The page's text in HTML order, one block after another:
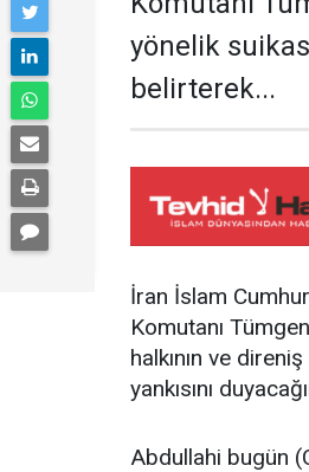
yönelik
belirterek...
İran İslam
Komutanı
halkının ve
yankısını
Abdullahi bugün